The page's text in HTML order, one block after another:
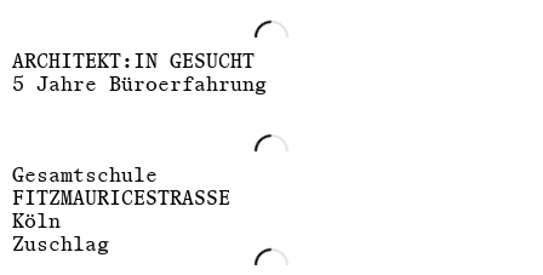
ARCHITEKT:IN GESUCHT
5 Jahre Büroerfahrung
Gesamtschule
FITZMAURICESTRASSE
Köln
Zuschlag